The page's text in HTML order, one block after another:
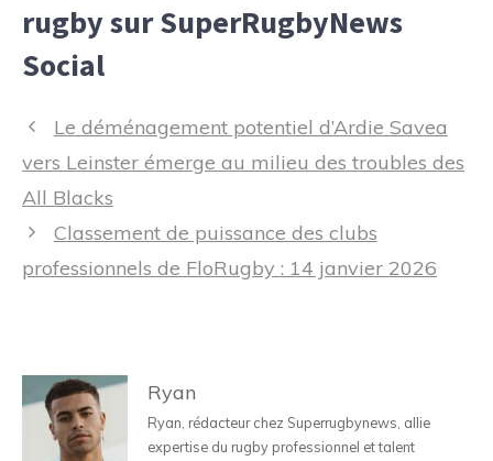
rugby sur SuperRugbyNews
Social
Navigation
des
Le déménagement potentiel d’Ardie Savea
vers Leinster émerge au milieu des troubles des
All Blacks
Classement de puissance des clubs
professionnels de FloRugby : 14 janvier 2026
Ryan
Ryan, rédacteur chez Superrugbynews, allie
expertise du rugby professionnel et talent